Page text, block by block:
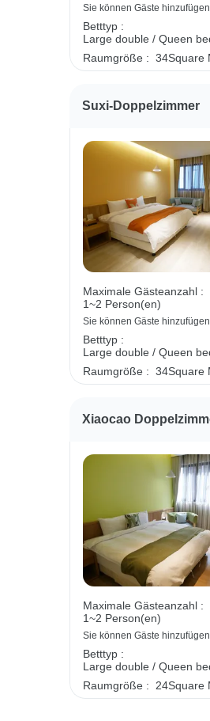
Sie können Gäste hinzufügen
Betttyp :
Large double / Queen
Raumgröße : 34Square
Suxi-Doppelzimmer
Maximale Gästeanzahl :
1~2 Person(en)
Sie können Gäste hinzufügen
Betttyp :
Large double / Queen
Raumgröße : 34Square
Xiaocao
Maximale Gästeanzahl :
1~2 Person(en)
Sie können Gäste hinzufügen
Betttyp :
Large double / Queen
Raumgröße :
24Square